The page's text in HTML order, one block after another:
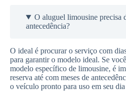
O aluguel limousine precisa
antecedência?
O ideal é procurar o serviço com
para garantir o modelo ideal. Se
modelo específico de limousine, é
reserva até com meses de
o veículo pronto para uso em seu dia